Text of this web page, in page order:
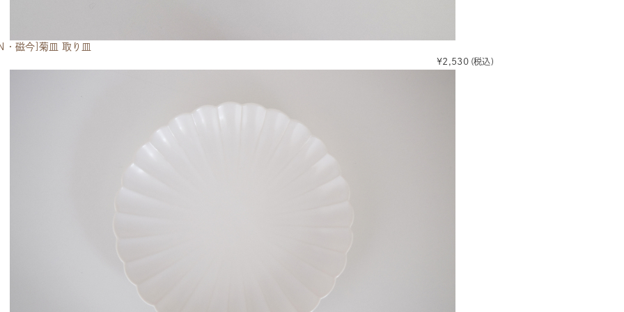
・磁今]菊皿 取り皿
¥2,530 (税込)